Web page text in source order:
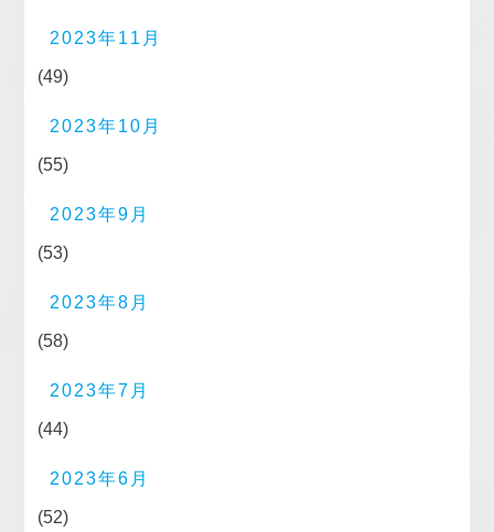
2023年11月
(49)
2023年10月
(55)
2023年9月
(53)
2023年8月
(58)
2023年7月
(44)
2023年6月
(52)